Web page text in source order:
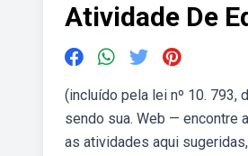
Atividade De
(incluído pela lei nº 10. 793,
sendo sua. Web — encontre
as atividades aqui